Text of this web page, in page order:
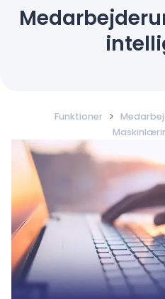
Platform
Hvorfor Eletive?
Ressourcer
Prisfastsættelse
Sprog : Danish
Funktioner >